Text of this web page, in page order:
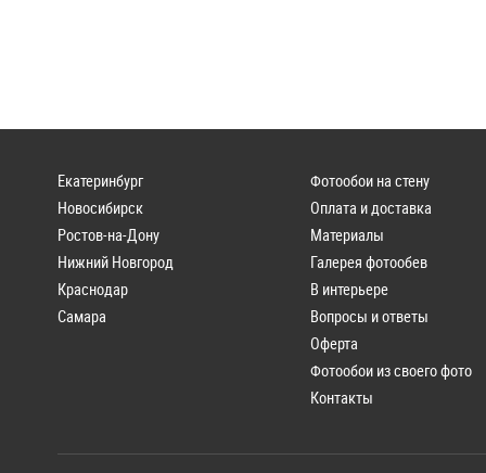
Екатеринбург
Новосибирск
Ростов-на-Дону
Нижний Новгород
Краснодар
Самара
Фотообои на стену
Оплата и доставка
Материалы
Галерея фотообев
В интерьере
Вопросы и ответы
Оферта
Фотообои из своего фото
Контакты